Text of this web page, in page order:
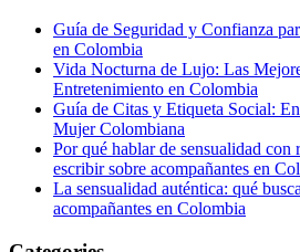
Guía de Seguridad y Confianza
en Colombia
Vida Nocturna de Lujo: Las
Entretenimiento en Colombia
Guía de Citas y Etiqueta Social:
Mujer Colombiana
Por qué hablar de sensualidad con
escribir sobre acompañantes en
La sensualidad auténtica: qué
acompañantes en Colombia